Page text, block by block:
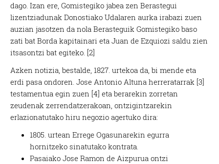
dago. Izan ere, Gomistegiko jabea zen Berastegui
lizentziadunak Donostiako Udalaren aurka irabazi zuen
auzian jasotzen da nola Berasteguik Gomistegiko baso
zati bat Borda kapitainari eta Juan de Ezquiozi saldu zien
itsasontzi bat egiteko. [2]
Azken notizia, bestalde, 1827. urtekoa da, bi mende eta
erdi pasa ondoren. Jose Antonio Altuna herreratarrak [3]
testamentua egin zuen [4] eta berarekin zorretan
zeudenak zerrendatzerakoan, ontzigintzarekin
erlazionatutako hiru negozio agertuko dira:
1805. urtean Errege Ogasunarekin egurra
hornitzeko sinatutako kontrata.
Pasaiako Jose Ramon de Aizpurua ontzi